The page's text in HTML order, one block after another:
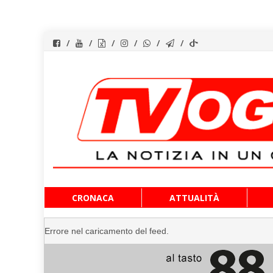
al
contenuto
CRONACA ATTUALITÀ
Errore nel caricamento del feed.